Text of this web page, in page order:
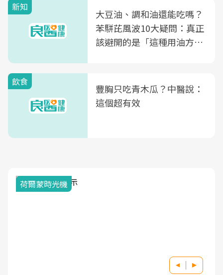
新知
大豆油、調和油還能吃嗎？
苯駢芘風波10大疑問：真正
該避開的是「這種用油方
飲食
豐胸只吃青木瓜？中醫說：
這個超有效
荷爾蒙時光機